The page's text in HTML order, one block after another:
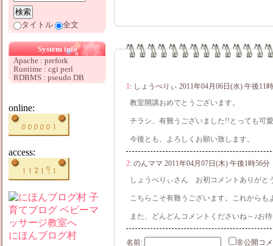
1: しょうべりぃ 2011年04月06日(水) 午後11
教室開講おめでとうございます。
チラシ、有難うございました!!とっても可
今後とも、よろしくお願い致します。
2: のんママ 2011年04月07日(木) 午後1時56分
しょうべりぃさん お初コメントありがと
こちらこそ有難うございます。これからも
また、どんどんコメントくださいね～♪お
名前: 非公開
タイトル 全文
System info
Apache : prefork
Runtime : cgi perl
RDBMS : pseudo DB
online:
access:
にほんブログ村